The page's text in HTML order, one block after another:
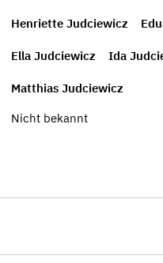
Henriette Judciewicz
Ella Judciewicz Ida
Matthias Judciewicz
Nicht bekannt